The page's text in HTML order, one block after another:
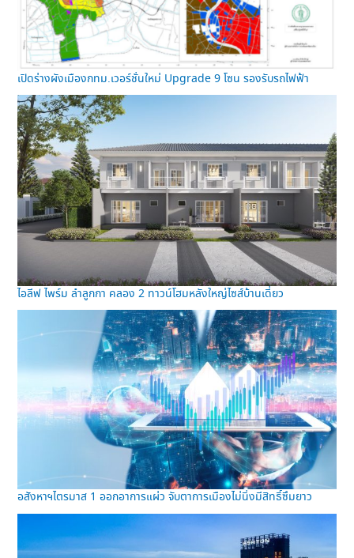
เปิดร่างผังเมืองกทม.เวอร์ชั่นใหม่ Upgrade 9 โซน รองรับรถไฟฟ้า
ไอลีฟ ไพร์ม ลำลูกกา คลอง 2 ทาวน์โฮมหลังใหญ่ไซส์บ้านเดี่ยว
อสังหาฯไตรมาส 1 ออกอาการแผ่ว จับตาการเมืองไม่นิ่งมีสิทธิ์ซึมยาว